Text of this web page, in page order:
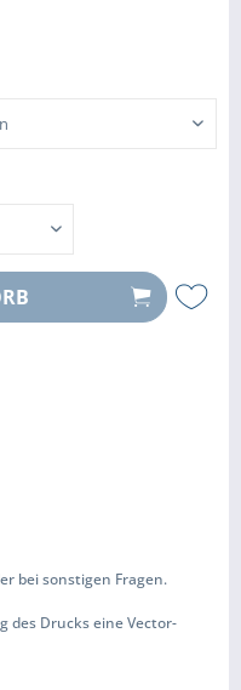
bei sonstigen Fragen.
des Drucks eine Vector-